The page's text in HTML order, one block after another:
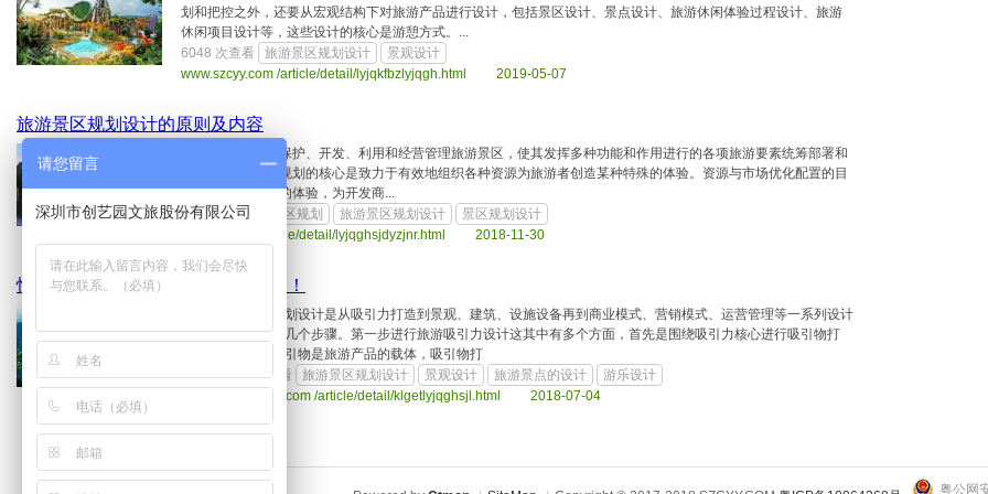
划和把控之外，还要从宏观结构下对旅游产品进行设计，包括景区设计、景点设计、旅游休闲体验过程设计、旅游
休闲项目设计等，这些设计的核心是游憩方式。...
6048 次查看
旅游景区规划设计
景观设计
www.szcyy.com /article/detail/lyjqkfbzlyjqgh.html 2019-05-07
旅游景区规划设计的原则及内容
旅游景区规划是为了保护、开发、利用和经营管理旅游景区，使其发挥多种功能和作用进行的各项旅游要素统筹部署和
具体安排。旅游景区规划的核心是致力于有效地组织各种资源为旅游者创造某种特殊的体验。资源与市场优化配置的目
标是为游客塑造美好的体验，为开发商...
6662 次查看 旅游景区规划 旅游景区规划设计
景区规划设计
www.szcyy.com /article/detail/lyjqghsjdyzjnr.html 2018-11-30
快来get旅游景区规划设计六大步骤！
旅游景区规划设计是从吸引力打造到景观、建筑、设施设备再到商业模式、营销模式、运营管理等一系列设计
过程。包括几个步骤。第一步进行旅游吸引力设计这其中有多个方面，首先是围绕吸引力核心进行吸引物打
造。旅游吸引物是旅游产品的载体，吸引物打
7326 次查看
旅游景区规划设计 景观设计 旅游景点的设计
游乐设计
www.szcyy.com /article/detail/klgetlyjqghsjl.html 2018-07-04
粤公网
请您留言
深圳市创艺园文旅股份有限公司